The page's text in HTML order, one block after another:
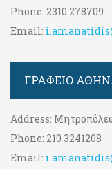
Phone: 2310 278709
Email:
ΓΡΑΦΕΊΟ
Address:
Phone: 210 3241208
Email: